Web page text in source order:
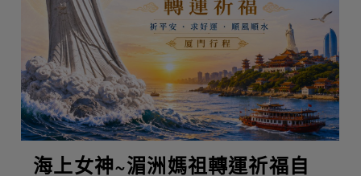
海上女神~湄洲媽祖轉運祈福自